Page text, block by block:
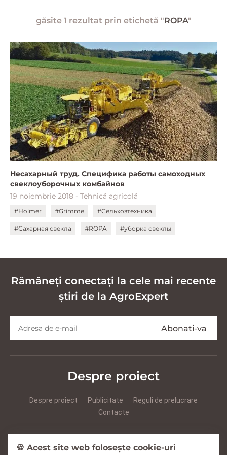
găsite 1 rezultat prin etichetă "ROPA"
Несахарный труд. Специфика работы самоходных
свеклоуборочных комбайнов
19 noiembrie 2018 - Tehnică agricolă
#Holmer #Grimme #Сельхозтехника
#Сахарная свекла #ROPA #уборка свеклы
Rămâneți conectați la cele mai recente
știri de la AgroExpert
Despre proiect
Despre proiect Publicitate
Reguli de prelucrare
Contacte
🍪 Acest site web folosește cookie-uri